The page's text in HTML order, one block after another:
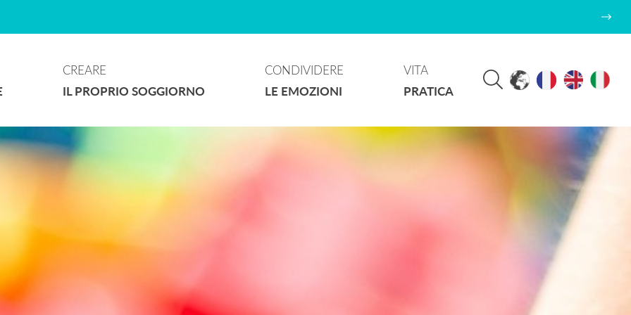
CREARE
IL PROPRIO SOGGIORNO
CONDIVIDERE
LE EMOZIONI
VITA
PRATICA